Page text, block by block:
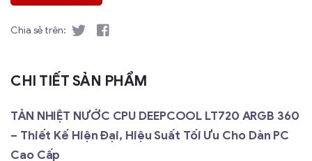
Chia sẻ trên:
CHI TIẾT SẢN PHẨM
TẢN NHIỆT NƯỚC CPU DEEPCOOL LT720 ARGB 360
– Thiết Kế Hiện Đại, Hiệu Suất Tối Ưu Cho Dàn PC
Cao Cấp